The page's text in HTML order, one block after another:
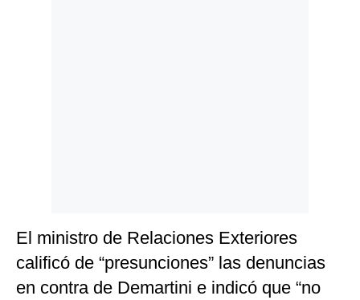
El ministro de Relaciones Exteriores
calificó de “presunciones” las denuncias
en contra de Demartini e indicó que “no